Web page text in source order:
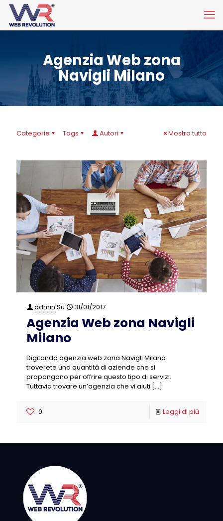
Agenzia Web zona
Navigli Milano
Categorie Tags Autori Mostra tutto
admin Su 31/01/2017
Agenzia Web zona Navigli
Milano
Digitando agenzia web zona Navigli Milano
troverete una quantità di aziende che si
propongono per offrire questo tipo di servizi.
Tuttavia trovare un’agenzia che vi aiuti […]
0 Leggi di più